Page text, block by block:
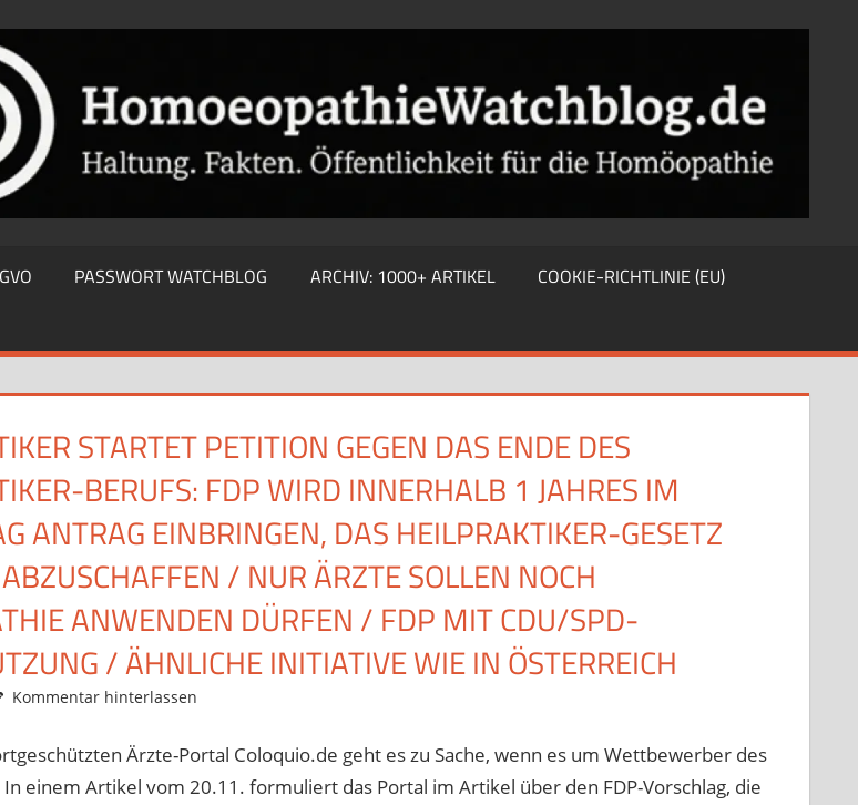
PASSWORT WATCHBLOG ARCHIV: 1000+ ARTIKEL
COOKIE-RICHTLINIE (EU)
STARTET PETITION GEGEN DAS ENDE DES
BERUFS: FDP WIRD INNERHALB 1 JAHRES IM
ANTRAG EINBRINGEN, DAS HEILPRAKTIKER-GESETZ
/ NUR ÄRZTE SOLLEN NOCH
ANWENDEN DÜRFEN / FDP MIT CDU/SPD-
/ ÄHNLICHE INITIATIVE WIE IN ÖSTERREICH
Christian J. Becker
Allgemein
Kommentar hinterlassen
Ärzte-Portal Coloquio.de geht es zu Sache, wenn es um Wettbewerber des
einem Artikel vom 20.11. formuliert das Portal im Artikel über den FDP-Vorschlag, die